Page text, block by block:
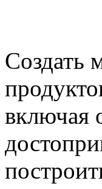
Создать
включая